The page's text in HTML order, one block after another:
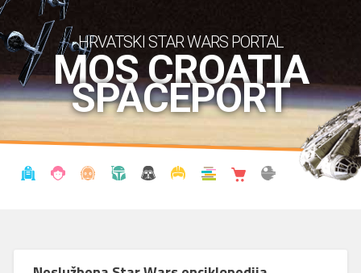
HRVATSKI STAR WARS PORTAL
MOS CROATIA
SPACEPORT